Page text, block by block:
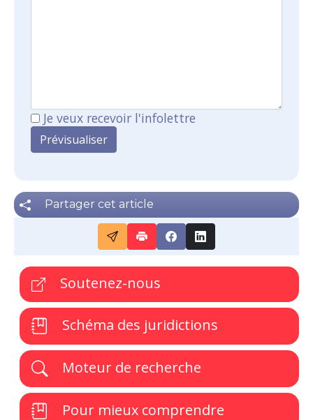
Je veux recevoir l'infolettre
Partager cet article
Soutenez-nous
Schéma des juridictions
Moteur de recherche
Pour mieux comprendre